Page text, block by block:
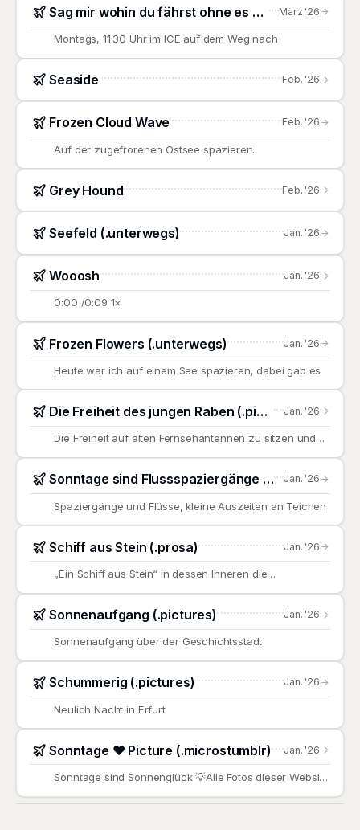
Sag mir wohin du fährst ohne es zu sagen März '26
Montags, 11:30 Uhr im ICE auf dem Weg nach
Seaside Feb. '26
Frozen Cloud Wave Feb. '26
Auf der zugefrorenen Ostsee spazieren.
Grey Hound Feb. '26
Seefeld (.unterwegs) Jan. '26
Wooosh Jan. '26
0:00 /0:09 1×
Frozen Flowers (.unterwegs) Jan. '26
Heute war ich auf einem See spazieren, dabei gab es
Die Freiheit des jungen Raben (.pictures) Jan. '26
Die Freiheit auf alten Fernsehantennen zu sitzen und
Sonntage sind Flussspaziergänge (.pictures) Jan. '26
Spaziergänge und Flüsse, kleine Auszeiten an Teichen
Schiff aus Stein (.prosa) Jan. '26
„Ein Schiff aus Stein“ in dessen Inneren die
Sonnenaufgang (.pictures) Jan. '26
Sonnenaufgang über der Geschichtsstadt
Schummerig (.pictures) Jan. '26
Neulich Nacht in Erfurt
Sonntage ♥️ Picture (.microstumblr) Jan. '26
Sonntage sind Sonnenglück 💡Alle Fotos dieser Website